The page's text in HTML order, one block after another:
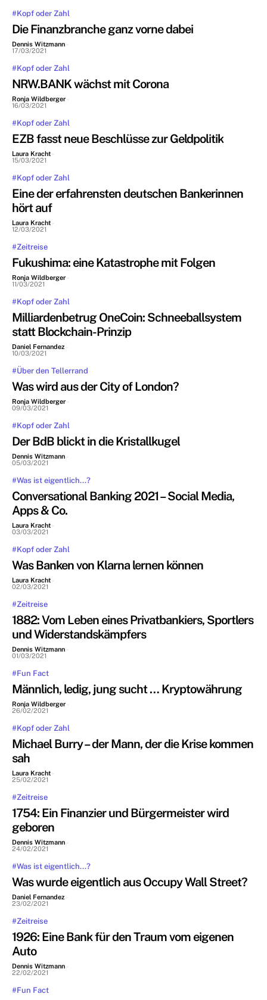
#Kopf oder Zahl
Die Finanzbranche ganz vorne dabei
Dennis Witzmann -
17/03/2021
#Kopf oder Zahl
NRW.BANK wächst mit Corona
Ronja Wildberger -
16/03/2021
#Kopf oder Zahl
EZB fasst neue Beschlüsse zur Geldpolitik
Laura Kracht -
15/03/2021
#Kopf oder Zahl
Eine der erfahrensten deutschen Bankerinnen
hört auf
Laura Kracht -
12/03/2021
#Zeitreise
Fukushima: eine Katastrophe mit Folgen
Ronja Wildberger -
11/03/2021
#Kopf oder Zahl
Milliardenbetrug OneCoin: Schneeballsystem
statt Blockchain-Prinzip
Daniel Fernandez -
10/03/2021
#Über den Tellerrand
Was wird aus der City of London?
Ronja Wildberger -
09/03/2021
#Kopf oder Zahl
Der BdB blickt in die Kristallkugel
Dennis Witzmann -
05/03/2021
#Was ist eigentlich...?
Conversational Banking 2021 – Social Media,
Apps & Co.
Laura Kracht -
03/03/2021
#Kopf oder Zahl
Was Banken von Klarna lernen können
Laura Kracht -
02/03/2021
#Zeitreise
1882: Vom Leben eines Privatbankiers, Sportlers
und Widerstandskämpfers
Dennis Witzmann -
01/03/2021
#Fun Fact
Männlich, ledig, jung sucht … Kryptowährung
Ronja Wildberger -
26/02/2021
#Kopf oder Zahl
Michael Burry – der Mann, der die Krise kommen
sah
Laura Kracht -
25/02/2021
#Zeitreise
1754: Ein Finanzier und Bürgermeister wird
geboren
Dennis Witzmann -
24/02/2021
#Was ist eigentlich...?
Was wurde eigentlich aus Occupy Wall Street?
Daniel Fernandez -
23/02/2021
#Zeitreise
1926: Eine Bank für den Traum vom eigenen
Auto
Dennis Witzmann -
22/02/2021
#Fun Fact